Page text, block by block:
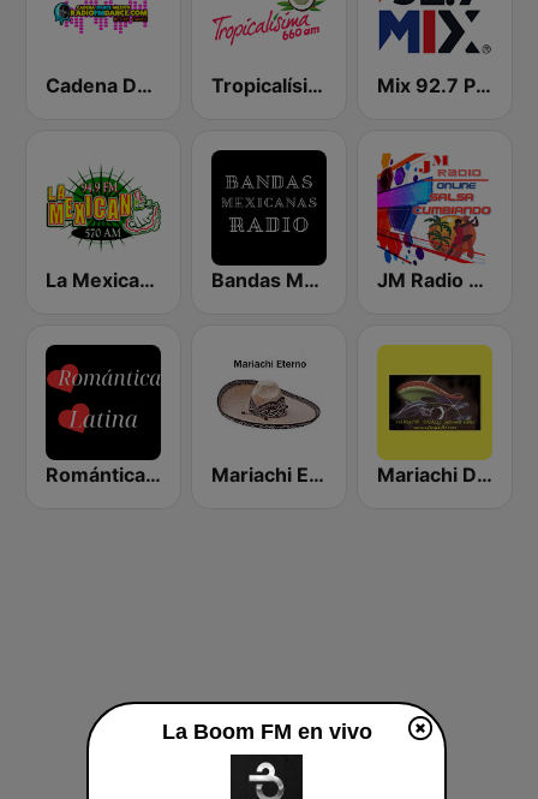
Cadena Dance México Tropicalísima 660 AM Mix 92.7 Puerto Vallarta
La Mexicana 94.9 FM Bandas Mexicanas Radio JM Radio Salsa Cumbiando
Romántica Latina Mariachi Eterno Mariachi Digital
La Boom FM en vivo